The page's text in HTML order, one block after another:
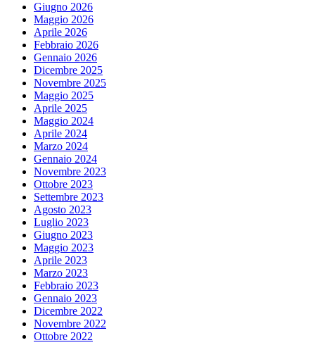
Giugno 2026
Maggio 2026
Aprile 2026
Febbraio 2026
Gennaio 2026
Dicembre 2025
Novembre 2025
Maggio 2025
Aprile 2025
Maggio 2024
Aprile 2024
Marzo 2024
Gennaio 2024
Novembre 2023
Ottobre 2023
Settembre 2023
Agosto 2023
Luglio 2023
Giugno 2023
Maggio 2023
Aprile 2023
Marzo 2023
Febbraio 2023
Gennaio 2023
Dicembre 2022
Novembre 2022
Ottobre 2022